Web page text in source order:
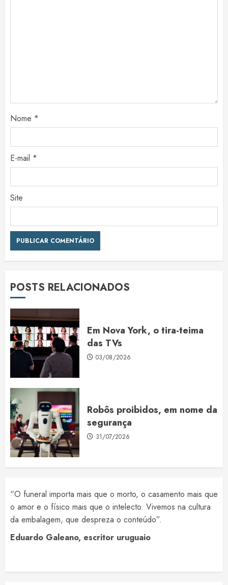
Nome *
E-mail *
Site
POSTS RELACIONADOS
Em Nova York, o tira-teima
das TVs
03/08/2026
Robôs proibidos, em nome da
segurança
31/07/2026
“O funeral importa mais que o morto, o casamento mais que
o amor e o físico mais que o intelecto. Vivemos na cultura
da embalagem, que despreza o conteúdo”.
Eduardo Galeano, escritor uruguaio